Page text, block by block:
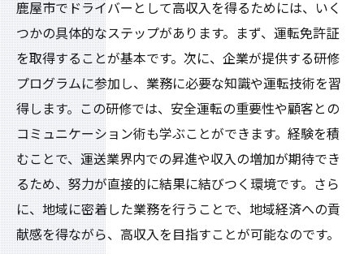
鹿屋市での成功体験談
地域密着型の職場鹿屋市でドライバーデビュー
地域に密着した働き方を選ぶ理由
地元企業との強い信頼関係を築く方法
地域社会に貢献するドライバー職の魅力
ブロイラー運搬を通じた地域活性化
安心して働ける職場環境の特徴
鹿屋市独自の魅力を体験しよう
ドライバー職で地域貢献鹿屋市の経済を支える
鹿屋市でドライバーとして高収入を得るためには、いく
つかの具体的なステップがあります。まず、運転免許証
を取得することが基本です。次に、企業が提供する研修
プログラムに参加し、業務に必要な知識や運転技術を習
得します。この研修では、安全運転の重要性や顧客との
コミュニケーション術も学ぶことができます。経験を積
むことで、運送業界内での昇進や収入の増加が期待でき
るため、努力が直接的に結果に結びつく環境です。さら
に、地域に密着した業務を行うことで、地域経済への貢
献感を得ながら、高収入を目指すことが可能なのです。